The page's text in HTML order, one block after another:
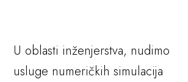
U oblasti inženjerstva, nudimo
usluge numeričkih simulacija